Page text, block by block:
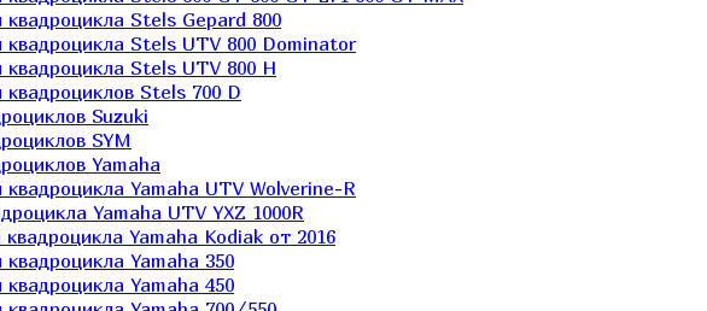
Stels Gepard 800
Stels UTV 800 Dominator
Stels UTV 800 H
Stels 700 D
Suzuki
SYM
Yamaha
Yamaha UTV Wolverine-R
Yamaha UTV YXZ 1000R
Yamaha Kodiak от 2016
Yamaha 350
Yamaha 450